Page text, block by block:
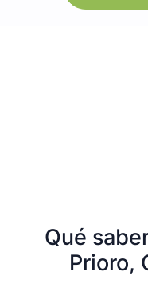
Qué
Prioro,